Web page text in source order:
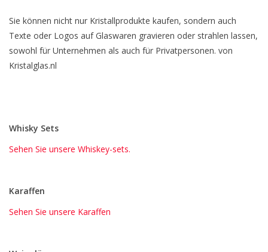
Sie können nicht nur Kristallprodukte kaufen, sondern auch
Texte oder Logos auf Glaswaren gravieren oder strahlen lassen,
sowohl für Unternehmen als auch für Privatpersonen. von
Kristalglas.nl
Whisky Sets
Sehen Sie unsere Whiskey-sets.
Karaffen
Sehen Sie unsere Karaffen